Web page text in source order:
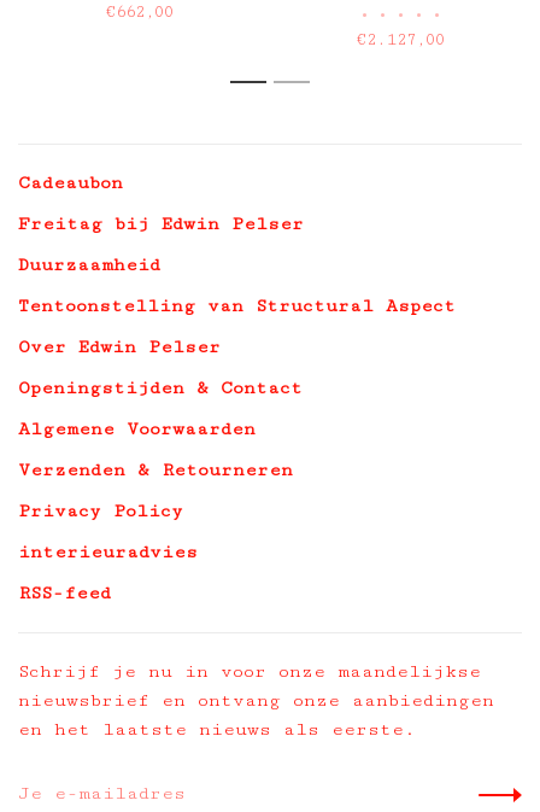
€662,00 • • • • •
€2.127,00
1 2
Cadeaubon
Freitag bij Edwin Pelser
Duurzaamheid
Tentoonstelling van Structural Aspect
Over Edwin Pelser
Openingstijden & Contact
Algemene Voorwaarden
Verzenden & Retourneren
Privacy Policy
interieuradvies
RSS-feed
Schrijf je nu in voor onze maandelijkse
nieuwsbrief en ontvang onze aanbiedingen
en het laatste nieuws als eerste.